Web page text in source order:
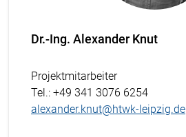
Dr.-Ing. Alexander Knut
Projektmitarbeiter
Tel.: +49 341 3076 6254
alexander.knut@htwk-leipzig.de